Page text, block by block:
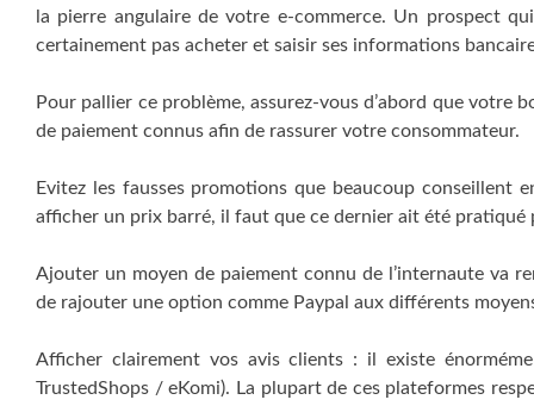
la pierre angulaire de votre e-commerce. Un prospect
certainement pas acheter et saisir ses informations
Pour pallier ce problème, assurez-vous d’abord que
de paiement connus afin de rassurer votre consommateur.
Evitez les fausses promotions que beaucoup conseillent
afficher un prix barré, il faut que ce dernier ait été pratiqué
Ajouter un moyen de paiement connu de l’internaute va
de rajouter une option comme Paypal aux différents
Afficher clairement vos avis clients : il existe
TrustedShops / eKomi). La plupart de ces plateformes